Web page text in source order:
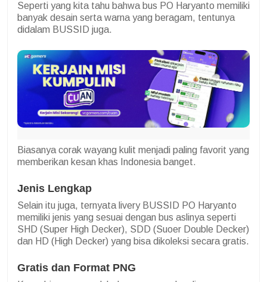
Seperti yang kita tahu bahwa bus PO Haryanto memiliki
banyak desain serta warna yang beragam, tentunya
didalam BUSSID juga.
Biasanya corak wayang kulit menjadi paling favorit yang
memberikan kesan khas Indonesia banget.
Jenis Lengkap
Selain itu juga, ternyata livery BUSSID PO Haryanto
memiliki jenis yang sesuai dengan bus aslinya seperti
SHD (Super High Decker), SDD (Suoer Double Decker)
dan HD (High Decker) yang bisa dikoleksi secara gratis.
Gratis dan Format PNG